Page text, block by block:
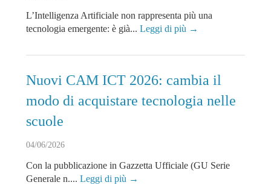
L’Intelligenza Artificiale non rappresenta più una
tecnologia emergente: è già... Leggi di più →
Nuovi CAM ICT 2026: cambia il
modo di acquistare tecnologia nelle
scuole
04/06/2026
Con la pubblicazione in Gazzetta Ufficiale (GU Serie
Generale n.... Leggi di più →